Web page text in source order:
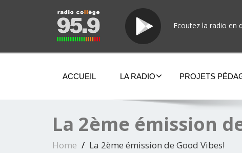
Ecoutez la radio en
ACCUEIL LA RADIO PROJETS
La 2ème émission
Home La 2ème émission de Good Vibes!